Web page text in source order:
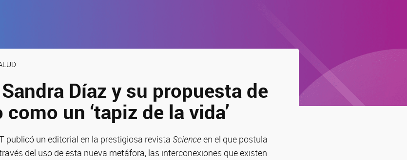
Díaz y su propuesta de
un ‘tapiz de la vida’
publicó un editorial en la prestigiosa revista Scienceen el que postula
del uso de esta nueva metáfora, las interconexiones que existen